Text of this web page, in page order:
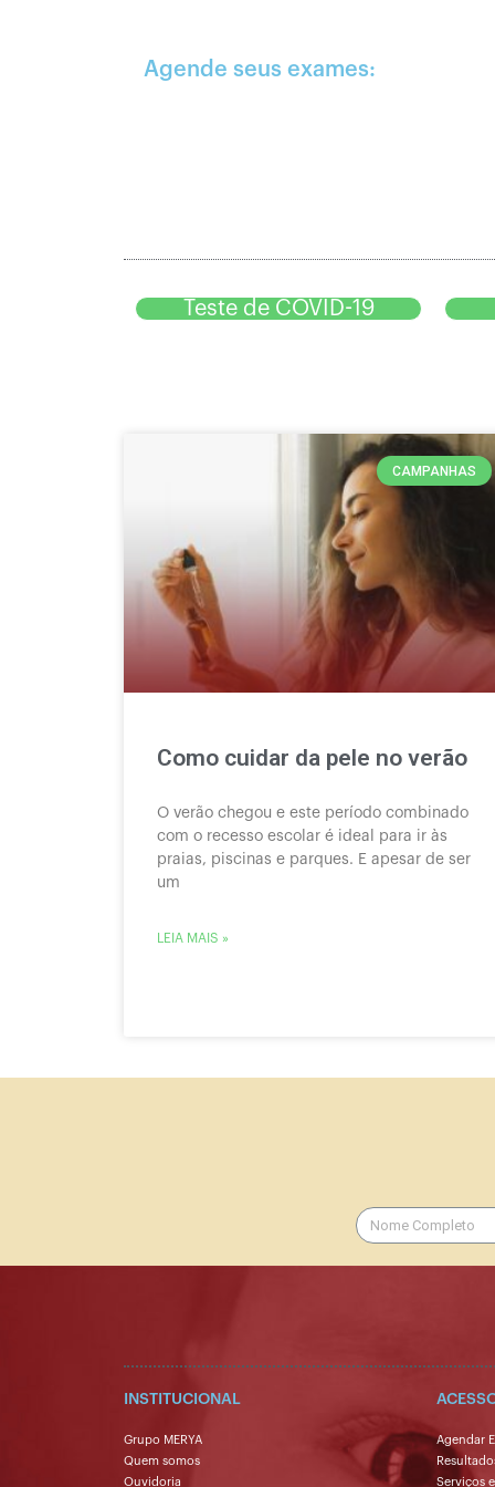
Agende seus exames:
Teste de COVID-19
CAMPANHAS
Como cuidar da pele no verão
O verão chegou e este período combinado
com o recesso escolar é ideal para ir às
praias, piscinas e parques. E apesar de ser
um
LEIA MAIS »
INSTITUCIONAL
Grupo MERYA
Quem somos
Ouvidoria
Agendar
Serviços